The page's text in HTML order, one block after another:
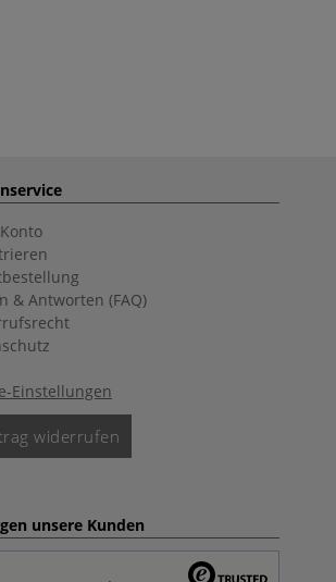
& Antworten (FAQ)
Einstellungen
widerrufen
unsere Kunden